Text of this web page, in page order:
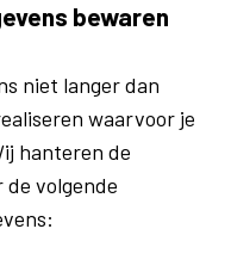
bewaren
niet langer dan
waarvoor je
hanteren de
volgende